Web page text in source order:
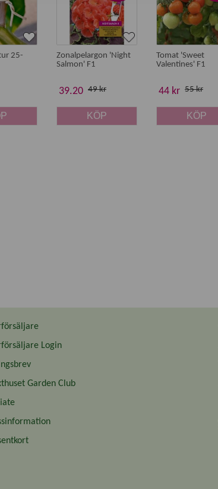
25-
Zonalpelargon 'Night
Salmon' F1
39.20 49 kr
KÖP
Tomat 'Sweet
Valentines' F1
44 kr 55 kr
KÖP
Login
Garden Club